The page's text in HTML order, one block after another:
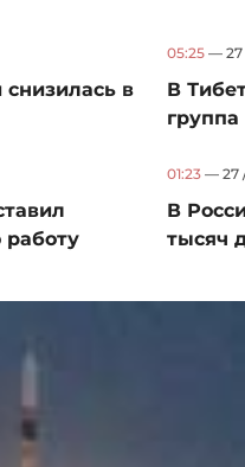
в
05:25 — 27
В
работу
01:23 — 27
В
тысяч